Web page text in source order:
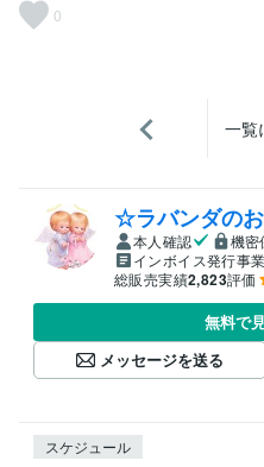
0
一覧
☆ラバンダの
本人確認
機密
インボイス発行事
総販売実績2,823評価
無料で
メッセージを送る
スケジュール